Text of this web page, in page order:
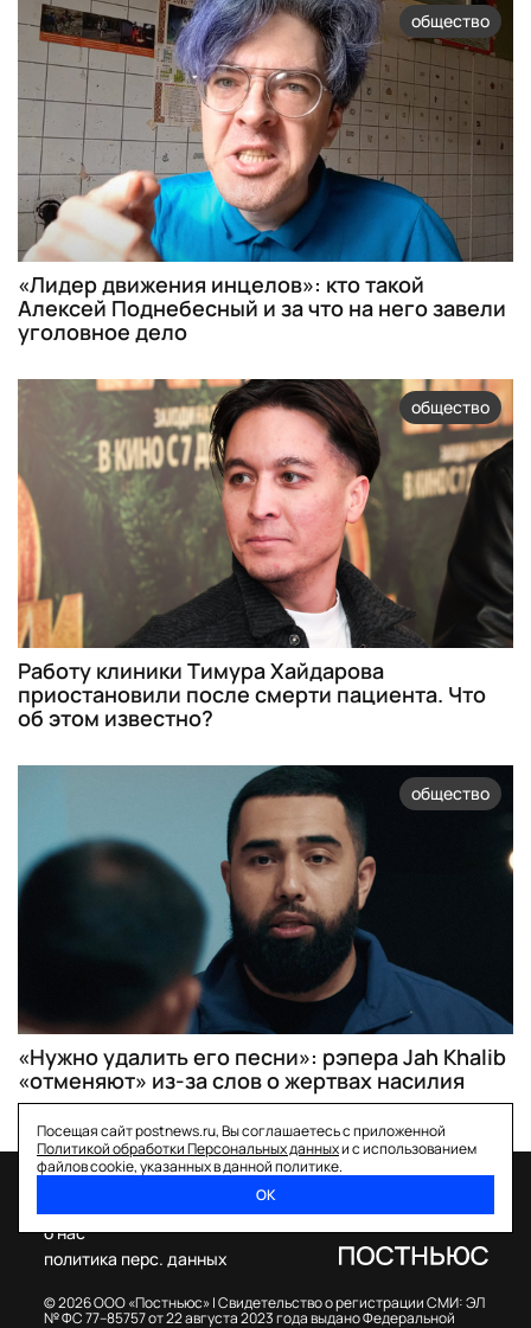
общество
«Лидер движения инцелов»: кто такой
Алексей Поднебесный и за что на него завели
уголовное дело
общество
Работу клиники Тимура Хайдарова
приостановили после смерти пациента. Что
об этом известно?
общество
«Нужно удалить его песни»: рэпера Jah Khalib
«отменяют» из-за слов о жертвах насилия
Посещая сайт postnews.ru, Вы соглашаетесь с приложенной
Политикой обработки Персональных данныхи с использованием
файлов cookie, указанных в данной политике.
ОК
© 2026 ООО «Постньюс» |Свидетельство о регистрации СМИ: ЭЛ
№ ФС 77–85757 от 22 августа 2023 года выдано Федеральной
о нас
политика перс. данных